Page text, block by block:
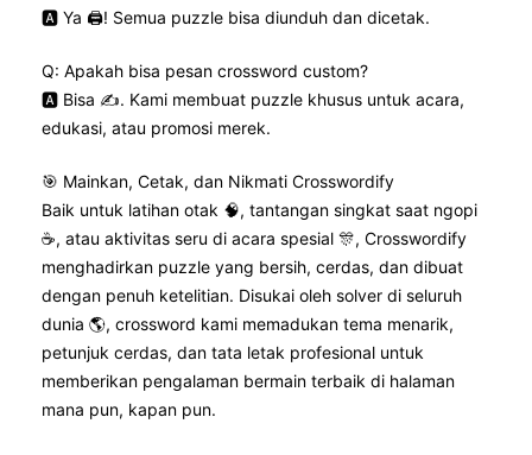
🅰️ Ya 🖨️! Semua puzzle bisa diunduh dan dicetak.
Q: Apakah bisa pesan crossword custom?
🅰️ Bisa ✍️. Kami membuat puzzle khusus untuk acara,
edukasi, atau promosi merek.
🎯 Mainkan, Cetak, dan Nikmati Crosswordify
Baik untuk latihan otak 🧠, tantangan singkat saat ngopi
☕, atau aktivitas seru di acara spesial 🎊, Crosswordify
menghadirkan puzzle yang bersih, cerdas, dan dibuat
dengan penuh ketelitian. Disukai oleh solver di seluruh
dunia 🌎, crossword kami memadukan tema menarik,
petunjuk cerdas, dan tata letak profesional untuk
memberikan pengalaman bermain terbaik di halaman
mana pun, kapan pun.